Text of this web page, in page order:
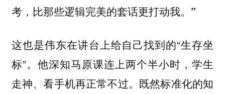
考，比那些逻辑完美的套话更打动我。”
这也是伟东在讲台上给自己找到的“生存坐
标”。他深知马原课连上两个半小时，学生
走神、看手机再正常不过。既然标准化的知